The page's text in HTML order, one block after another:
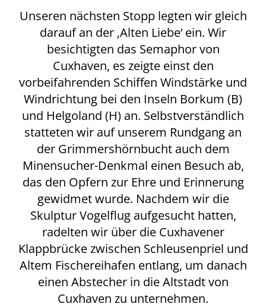
Unseren nächsten Stopp legten wir gleich
darauf an der ‚Alten Liebe‘ ein. Wir
besichtigten das Semaphor von
Cuxhaven, es zeigte einst den
vorbeifahrenden Schiffen Windstärke und
Windrichtung bei den Inseln Borkum (B)
und Helgoland (H) an. Selbstverständlich
statteten wir auf unserem Rundgang an
der Grimmershörnbucht auch dem
Minensucher-Denkmal einen Besuch ab,
das den Opfern zur Ehre und Erinnerung
gewidmet wurde. Nachdem wir die
Skulptur Vogelflug aufgesucht hatten,
radelten wir über die Cuxhavener
Klappbrücke zwischen Schleusenpriel und
Altem Fischereihafen entlang, um danach
einen Abstecher in die Altstadt von
Cuxhaven zu unternehmen.